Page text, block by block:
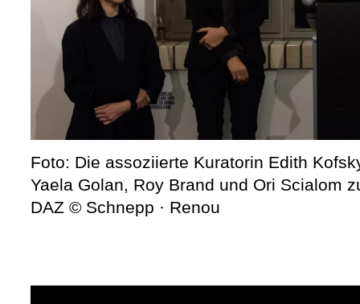
Foto: Die assoziierte Kuratorin Edith
Yaela Golan, Roy Brand und Ori Scialom
DAZ © Schnepp · Renou